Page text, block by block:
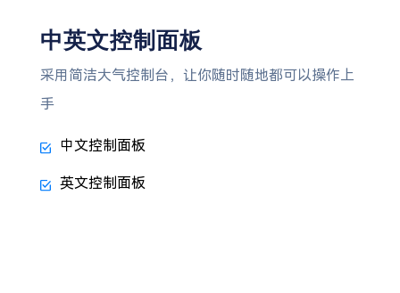
中英文控制面板
采用简洁大气控制台，让你随时随地都可以操作上
手
中文控制面板
英文控制面板